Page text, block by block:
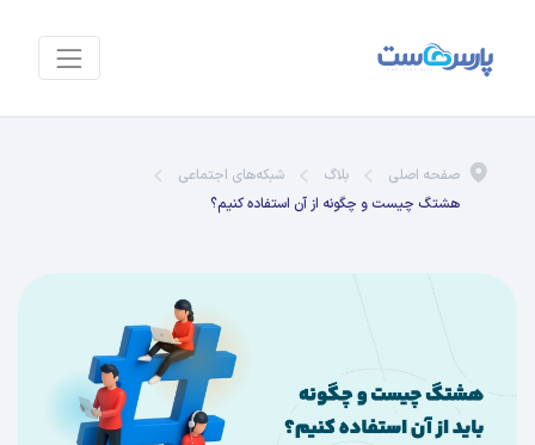
صفحه اصلی بلاگ
شبکه‌های اجتماعی
هشتگ چیست و چگونه از آن استفاده کنیم؟